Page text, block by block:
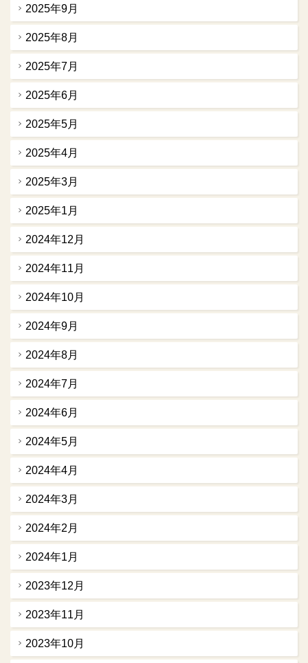
2025年9月
2025年8月
2025年7月
2025年6月
2025年5月
2025年4月
2025年3月
2025年1月
2024年12月
2024年11月
2024年10月
2024年9月
2024年8月
2024年7月
2024年6月
2024年5月
2024年4月
2024年3月
2024年2月
2024年1月
2023年12月
2023年11月
2023年10月